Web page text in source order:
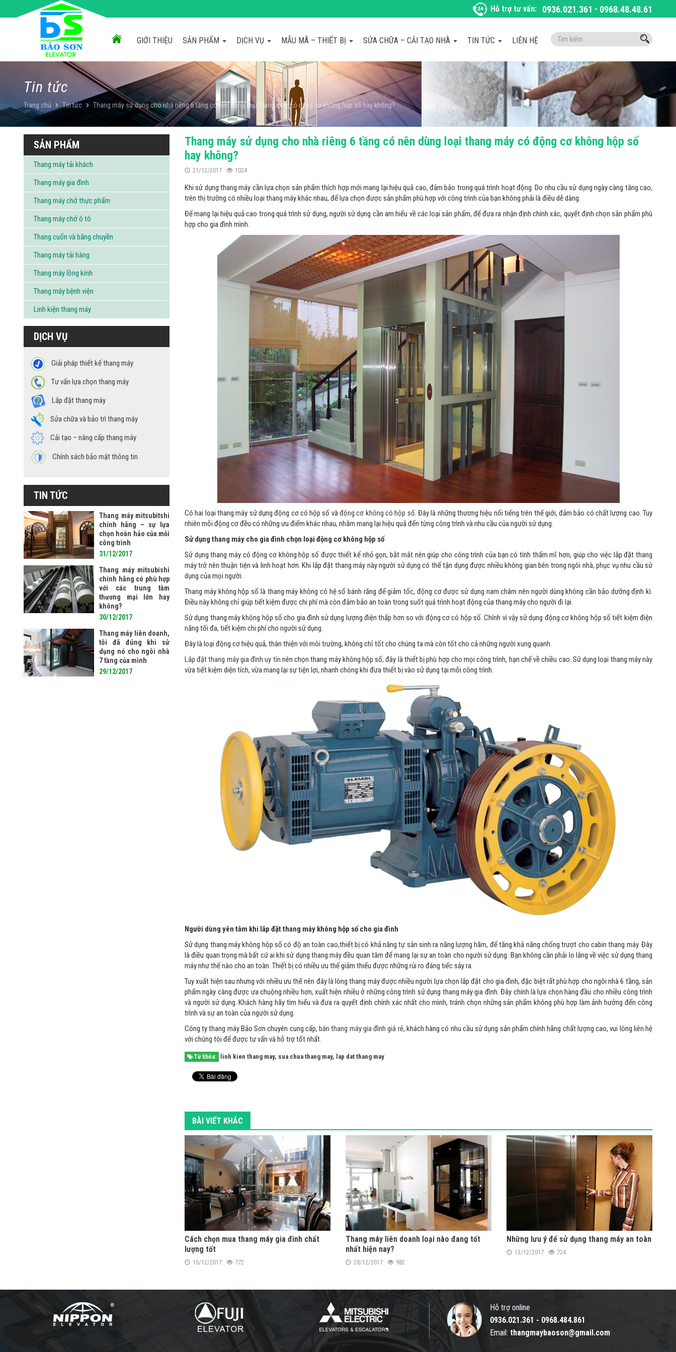
Hỗ trợ tư vấn: 0936.021.361 - 0968.48.48.61
Tìm
kiếm:
GIỚI THIỆU SẢN PHẨM DỊCH VỤ MẪU MÃ – THIẾT BỊ SỬA CHỮA – CẢI TẠO NHÀ TIN TỨC LIÊN HỆ
Tin tức
Trang chủ Tin tức Thang máy sử dụng cho nhà riêng 6 tầng có nên dùng loại thang máy có động cơ không hộp số hay không?
Thang máy sử dụng cho nhà riêng 6 tầng có nên dùng loại thang máy có động cơ không hộp số
hay không?
21/12/2017 1024
Khi sử dụng thang máy cần lựa chọn sản phẩm thích hợp mới mang lại hiệu quả cao, đảm bảo trong quá trình hoạt động. Do nhu cầu sử dụng ngày càng tăng cao,
trên thị trường có nhiều loại thang máy khác nhau, để lựa chọn được sản phẩm phù hợp với công trình của bạn không phải là điều dễ dàng.
Để mang lại hiệu quả cao trong quá trình sử dụng, người sử dụng cần am hiểu về các loại sản phẩm, để đưa ra nhận định chính xác, quyết định chọn sản phẩm phù
hợp cho gia đình mình.
Có hai loại thang máy sử dụng động cơ có hộp số vàđộng cơ không có hộp số. Đây là những thương hiệu nổi tiếng trên thế giới, đảm bảo có chất lượng cao. Tuy
nhiên mỗi động cơ đều có những ưu điểm khác nhau, nhằm mang lại hiệu quả đến từng công trình và nhu cầu của người sử dụng.
Sử dụng thang máy cho gia đình chọn loại động cơ không hộp số
Sử dụng thang máy có động cơ không hộp số được thiết kế nhỏ gọn, bắt mắt nên giúp cho công trình của bạn có tính thẩm mĩ hơn, giúp cho việc lắp đặt thang
máy trở nên thuận tiện và linh hoạt hơn. Khi lắp đặt thang máy này người sử dụng có thể tận dụng được nhiều không gian bên trong ngôi nhà, phục vụ nhu cầu sử
dụng của mọi người.
Thang máy không hộp số là thang máy không có hệ số bánh răng để giảm tốc, động cơ được sử dụng nam châm nên người dùng không cần bảo dưỡng định kì.
Điều này không chỉ giúp tiết kiệm được chi phí mà còn đảm bảo an toàn trong suốt quá trình hoạt động của thang máy cho người đi lại.
Sử dụng thang máy không hộp số cho gia đình sử dụng lượng điện thấp hơn so với động cơ có hộp số. Chính vì vậy sử dụng động cơ không hộp số tiết kiệm điện
năng tối đa, tiết kiệm chi phí cho người sử dụng.
Đây là loại động cơ hiệu quả, thân thiện với môi trường, không chỉ tốt cho chúng ta mà còn tốt cho cả những người xung quanh.
Lắp đặt thang máy gia đình uy tín nên chọn thang máy không hộp số, đây là thiết bị phù hợp cho mọi công trình, hạn chế về chiều cao. Sử dụng loại thang máy này
vừa tiết kiệm diện tích, vừa mang lại sự tiện lợi, nhanh chóng khi đưa thiết bị vào sử dụng tại mỗi công trình.
Người dùng yên tâm khi lắp đặt thang máy không hộp số cho gia đình
Sử dụng thang máy không hộp số có độ an toàn cao,thiết bị có khả năng tự sản sinh ra năng lượng hãm, để tăng khả năng chống trượt cho cabin thang máy. Đây
là điều quan trọng mà bất cứ ai khi sử dụng thang máy đều quan tâm để mang lại sự an toàn cho người sử dụng. Bạn không cần phải lo lắng về việc sử dụng thang
máy như thế nào cho an toàn. Thiết bị có nhiều ưu thế giảm thiểu được những rủi ro đáng tiếc sảy ra.
Tuy xuất hiện sau nhưng với nhiều ưu thế nên đây là lòng thang máy được nhiều người lựa chọn lắp đặt cho gia đình, đặc biệt rất phù hợp cho ngôi nhà 6 tầng, sản
phẩm ngày càng được ưa chuộng nhiều hơn, xuất hiện nhiều ở những công trình sử dụng thang máy gia đình. Đây chính là lựa chọn hàng đầu cho nhiều công trình
và người sử dụng. Khách hàng hãy tìm hiểu và đưa ra quyết định chính xác nhất cho mình, tránh chọn những sản phẩm không phù hợp làm ảnh hưởng đến công
trình và sự an toàn của người sử dụng.
Công ty thang máy Bảo Sơn chuyên cung cấp,bán thang máy gia đình giá rẻ, khách hàng có nhu cầu sử dụng sản phẩm chính hãng chất lượng cao, vui lòng liên hệ
với chúng tôi để được tư vấn và hỗ trợ tốt nhất.
Từ khóa: linh kien thang may, sua chua thang may, lap dat thang may
BÀI VIẾT KHÁC
Cách chọn mua thang máy gia đình chất
lượng tốt
15/12/2017 772
Thang máy liên doanh loại nào đang tốt
nhất hiện nay?
28/12/2017 982
Những lưu ý để sử dụng thang máy an toàn
13/12/2017 724
SẢN PHẨM
Thang máy tải khách
Thang máy gia đình
Thang máy chở thực phẩm
Thang máy chở ô tô
Thang cuốn và băng chuyền
Thang máy tải hàng
Thang máy lồng kính
Thang máy bệnh viện
Linh kiện thang máy
DỊCH VỤ
Giải pháp thiết kế thang máy
Tư vấn lựa chọn thang máy
Lắp đặt thang máy
Sửa chữa và bảo trì thang máy
Cải tạo – nâng cấp thang máy
Chính sách bảo mật thông tin
TIN TỨC
Thang máy mitsubitshi
chính hãng – sự lựa
chọn hoàn hảo của mỗi
công trình
31/12/2017
Thang máy mitsubishi
chính hãng có phù hợp
với các trung tâm
thương mại lớn hay
không?
30/12/2017
Thang máy liên doanh,
tôi đã đúng khi sử
dụng nó cho ngôi nhà
7 tầng của mình
29/12/2017
Hỗ trợ online
0936.021.361 - 0968.484.861
Email: thangmaybaoson@gmail.com